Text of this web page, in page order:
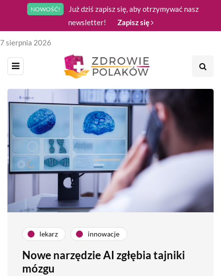
NOWOŚĆ!
Już dziś zapisz się, aby otrzymywać nasz
newsletter!
Zapisz się
7 sierpnia 2026
lekarz innowacje
Nowe narzędzie AI zgłębia tajniki
mózgu